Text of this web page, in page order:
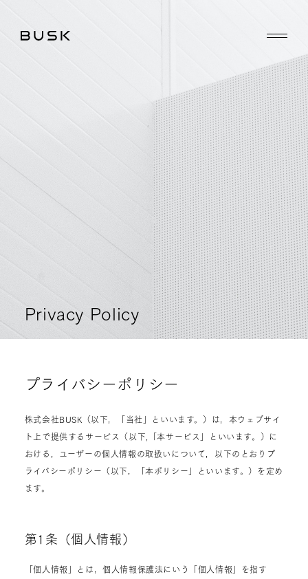
Privacy Policy
プライバシーポリシー
株式会社BUSK（以下，「当社」といいます。）は，本ウェブサイ
ト上で提供するサービス（以下,「本サービス」といいます。）に
おける，ユーザーの個人情報の取扱いについて，以下のとおりプ
ライバシーポリシー（以下，「本ポリシー」といいます。）を定め
ます。
第1条（個人情報）
「個人情報」とは，個人情報保護法にいう「個人情報」を指す